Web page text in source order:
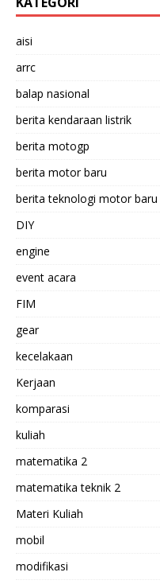
aisi
arrc
balap nasional
berita kendaraan listrik
berita motogp
berita motor baru
berita teknologi motor baru
DIY
engine
event acara
FIM
gear
kecelakaan
Kerjaan
komparasi
kuliah
matematika 2
matematika teknik 2
Materi Kuliah
mobil
modifikasi